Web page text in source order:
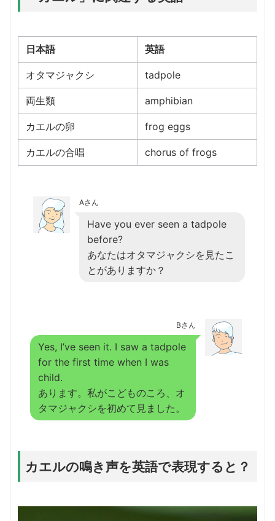
日本語 英語
オタマジャクシ tadpole
両生類 amphibian
カエルの卵 frog eggs
カエルの合唱 chorus of frogs
Aさん
Have you ever seen a tadpole
before?
あなたはオタマジャクシを見たこ
とがありますか？
Bさん
Yes, I’ve seen it. I saw a tadpole
for the first time when I was
child.
あります。私がこどものころ、オ
タマジャクシを初めて見ました。
カエルの鳴き声を英語で表現すると？